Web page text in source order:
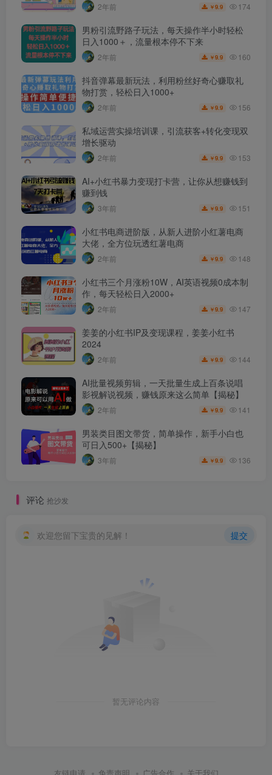
2年前 ￥9.9 174
男粉引流野路子玩法，每天操作半小时轻松
日入1000＋，流量根本停不下来
2年前 ￥9.9 160
抖音弹幕最新玩法，利用粉丝好奇心赚取礼
物打赏，轻松日入1000+
2年前 ￥9.9 156
私域运营实操培训课，引流获客+转化变现双
增长驱动
2年前 ￥9.9 153
AI+小红书暴力变现打卡营，让你从想赚钱到
赚到钱
3年前 ￥9.9 151
小红书电商进阶版，从新人进阶小红薯电商
大佬，全方位玩透红薯电商
2年前 ￥9.9 148
小红书三个月涨粉10W，AI英语视频0成本制
作，每天轻松日入2000+
2年前 ￥9.9 147
姜姜的小红书IP及变现课程，姜姜小红书
2024
2年前 ￥9.9 144
AI批量视频剪辑，一天批量生成上百条说唱
影视解说视频，赚钱原来这么简单【揭秘】
2年前 ￥9.9 141
男装类目图文带货，简单操作，新手小白也
可日入500+【揭秘】
3年前 ￥9.9 136
评论 抢沙发
欢迎您留下宝贵的见解！ 提交
暂无评论内容